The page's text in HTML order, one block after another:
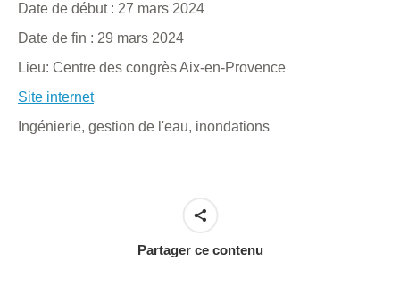
Date de début : 27 mars 2024
Date de fin : 29 mars 2024
Lieu: Centre des congrès Aix-en-Provence
Site internet
Ingénierie, gestion de l'eau, inondations
Partager ce contenu